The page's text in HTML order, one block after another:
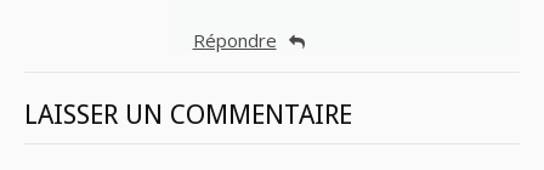
Répondre
LAISSER UN COMMENTAIRE